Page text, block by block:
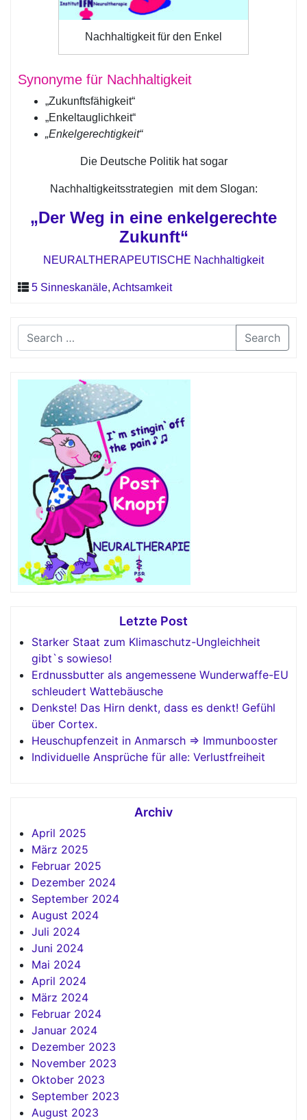
Nachhaltigkeit für den Enkel
Synonyme für Nachhaltigkeit
„Zukunftsfähigkeit“
„Enkeltauglichkeit“
„Enkelgerechtigkeit“
Die Deutsche Politik hat sogar
Nachhaltigkeitsstrategien mit dem Slogan:
„Der Weg in eine enkelgerechte
Zukunft“
NEURALTHERAPEUTISCHE Nachhaltigkeit
5 Sinneskanäle, Achtsamkeit
Search
Letzte Post
Starker Staat zum Klimaschutz-Ungleichheit
gibt`s sowieso!
Erdnussbutter als angemessene Wunderwaffe-EU
schleudert Wattebäusche
Denkste! Das Hirn denkt, dass es denkt! Gefühl
über Cortex.
Heuschupfenzeit in Anmarsch => Immunbooster
Individuelle Ansprüche für alle: Verlustfreiheit
Archiv
April 2025
März 2025
Februar 2025
Dezember 2024
September 2024
August 2024
Juli 2024
Juni 2024
Mai 2024
April 2024
März 2024
Februar 2024
Januar 2024
Dezember 2023
November 2023
Oktober 2023
September 2023
August 2023